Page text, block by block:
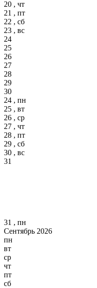
20 , чт
21 , пт
22 , сб
23 , вс
24
25
26
27
28
29
30
24 , пн
25 , вт
26 , ср
27 , чт
28 , пт
29 , сб
30 , вс
31
31 , пн
Сентябрь 2026
пн
вт
ср
чт
пт
сб